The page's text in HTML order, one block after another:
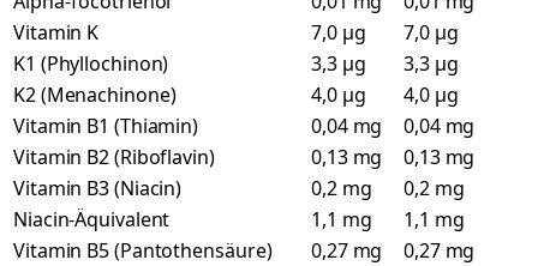
Vitamin K
7,0 µg
7,0 µg
K1 (Phyllochinon)
3,3 µg
3,3 µg
K2 (Menachinone)
4,0 µg
4,0 µg
Vitamin B1 (Thiamin)
0,04 mg
0,04 mg
Vitamin B2 (Riboflavin)
0,13 mg
0,13 mg
Vitamin B3 (Niacin)
0,2 mg
0,2 mg
Niacin-Äquivalent
1,1 mg
1,1 mg
Vitamin B5 (Pantothensäure)
0,27 mg
0,27 mg